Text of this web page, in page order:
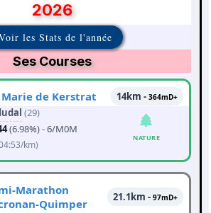
2026
les Stats de l'année
Ses Courses
Marie de Kerstrat 14km - 364mD+
(29)
(6.98%) - 6/M0M
km)
NATURE
Marathon
Quimper
21.1km - 97mD+